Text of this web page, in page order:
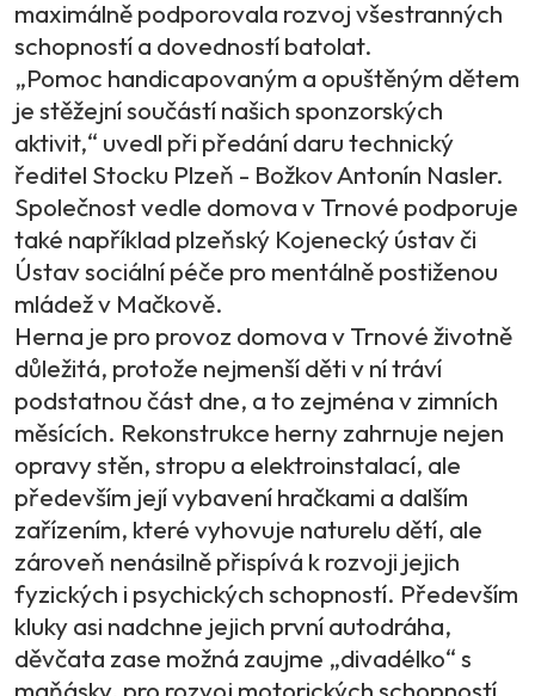
maximálně podporovala rozvoj všestranných
schopností a dovedností batolat.
„Pomoc handicapovaným a opuštěným dětem
je stěžejní součástí našich sponzorských
aktivit,“ uvedl při předání daru technický
ředitel Stocku Plzeň - Božkov Antonín Nasler.
Společnost vedle domova v Trnové podporuje
také například plzeňský Kojenecký ústav či
Ústav sociální péče pro mentálně postiženou
mládež v Mačkově.
Herna je pro provoz domova v Trnové životně
důležitá, protože nejmenší děti v ní tráví
podstatnou část dne, a to zejména v zimních
měsících. Rekonstrukce herny zahrnuje nejen
opravy stěn, stropu a elektroinstalací, ale
především její vybavení hračkami a dalším
zařízením, které vyhovuje naturelu dětí, ale
zároveň nenásilně přispívá k rozvoji jejich
fyzických i psychických schopností. Především
kluky asi nadchne jejich první autodráha,
děvčata zase možná zaujme „divadélko“ s
maňásky, pro rozvoj motorických schopností